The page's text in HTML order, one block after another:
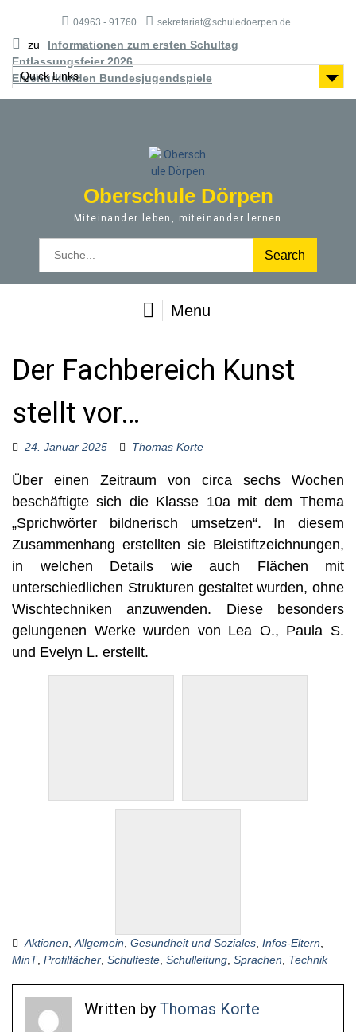
04963 - 91760 sekretariat@schuledoerpen.de
zu
Informationen zum ersten Schultag
Entlassungsfeier 2026
Ehrenurkunden Bundesjugendspiele
Quick Links
Oberschule Dörpen
Miteinander leben, miteinander lernen
o
r
Menu
Der Fachbereich Kunst
stellt vor…
24. Januar 2025 Thomas Korte
Über einen Zeitraum von circa sechs Wochen
beschäftigte sich die Klasse 10a mit dem Thema
„Sprichwörter bildnerisch umsetzen“. In diesem
Zusammenhang erstellten sie Bleistiftzeichnungen,
in welchen Details wie auch Flächen mit
unterschiedlichen Strukturen gestaltet wurden, ohne
Wischtechniken anzuwenden. Diese besonders
gelungenen Werke wurden von Lea O., Paula S.
und Evelyn L. erstellt.
Aktionen Allgemein Gesundheit und Soziales Infos-Eltern
MinT, Profilfächer Schulfeste Schulleitung Sprachen Technik
Written by Thomas Korte